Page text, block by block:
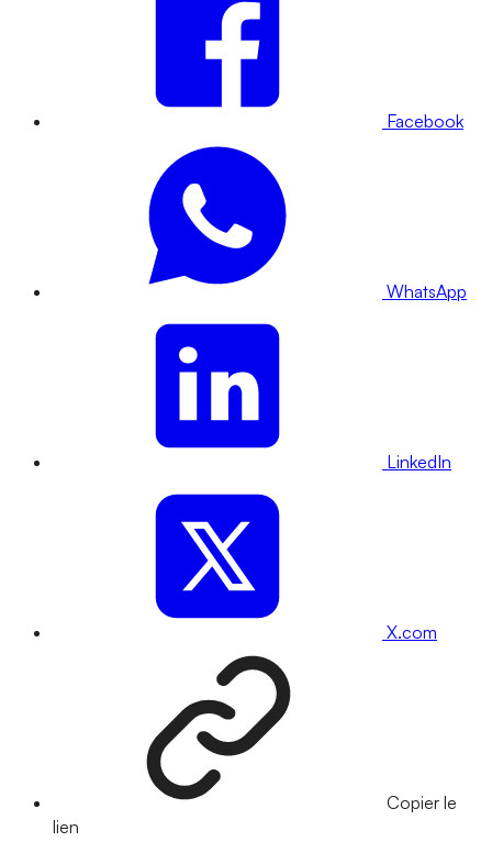
Facebook
WhatsApp
LinkedIn
X.com
Copier le
lien